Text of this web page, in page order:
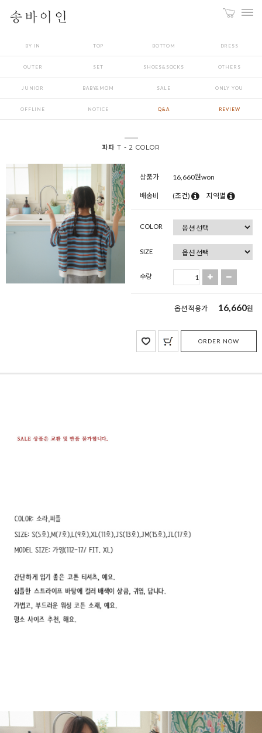
BY IN TOP BOTTOM DRESS
OUTER SET SHOES&SOCKS OTHERS
JUNIOR BABY&MOM SALE ONLY YOU
OFFLINE NOTICE Q&A REVIEW
파파 T - 2 COLOR
상품가 16,660원won
배송비 (조건) 지역별
COLOR
SIZE
수량
옵션 적용가 16,660원
ORDER NOW